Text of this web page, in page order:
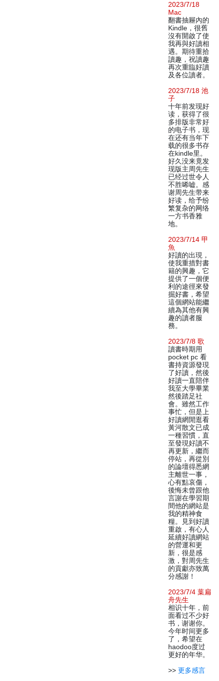
2023/7/18
Mac
翻書抽屜內的
Kindle，很舊
沒有開啟了使
我再與好讀相
遇。期待重拾
讀趣，祝讀趣
再次重臨好讀
及各位讀者。
2023/7/18 池
子
十年前发现好
读，获得了很
多排版非常好
的电子书，现
在还有当年下
载的很多书存
在kindle里。
好久没来竟发
现版主周先生
已经过世令人
不胜唏嘘。感
谢周先生带来
好读，给予纷
繁复杂的网络
一方书香雅
地。
2023/7/14 甲
魚
好讀的出現，
使我重措對書
籍的興趣，它
提供了一個便
利的途徑來發
掘好書，希望
這個網站能繼
續為其他有興
趣的讀者服
務。
2023/7/8 歌
讀書時期用
pocket pc 看
書持資源發現
了好讀，然後
好讀一直陪伴
我至大學畢業
然後踏足社
會。雖然工作
事忙，但是上
好讀網閒逛看
黃河散文已成
一種習慣，直
至發現好讀不
再更新，繼而
停站，再從別
的論壇得悉網
主離世一事，
心有點哀傷，
後悔未曾跟他
言謝在學習期
間他的網站是
我的精神食
糧。見到好讀
重啟，有心人
延續好讀網站
的營運和更
新，很是感
激，對周先生
的貢獻亦致萬
分感謝！
2023/7/4 葉扁
舟先生
相识十年，前
面看过不少好
书，谢谢你。
今年时间更多
了，希望在
haodoo度过
更好的年华。
>> 更多感言